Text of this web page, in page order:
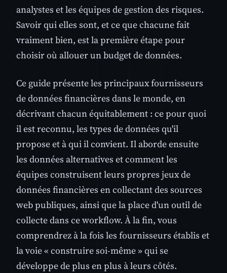
analystes et les équipes de gestion des risques.
Savoir qui elles sont, et ce que chacune fait
vraiment bien, est la première étape pour
choisir où allouer un budget de données.
Ce guide présente les principaux fournisseurs
de données financières dans le monde, en
décrivant chacun équitablement : ce pour quoi
il est reconnu, les types de données qu'il
propose et à qui il convient. Il aborde ensuite
les données alternatives et comment les
équipes construisent leurs propres jeux de
données financières en collectant des sources
web publiques, ainsi que la place d'un outil de
collecte dans ce workflow. À la fin, vous
comprendrez à la fois les fournisseurs établis et
la voie « construire soi-même » qui se
développe de plus en plus à leurs côtés.